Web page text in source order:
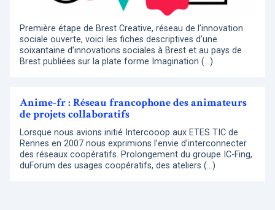
Première étape de Brest Creative, réseau de l’innovation
sociale ouverte, voici les fiches descriptives d’une
soixantaine d’innovations sociales à Brest et au pays de
Brest publiées sur la plate forme Imagination (…)
Anime-fr : Réseau francophone des animateurs
de projets collaboratifs
Lorsque nous avions initié Intercooop aux ETES TIC de
Rennes en 2007 nous exprimions l’envie d’interconnecter
des réseaux coopératifs. Prolongement du groupe IC-Fing,
duForum des usages coopératifs, des ateliers (…)